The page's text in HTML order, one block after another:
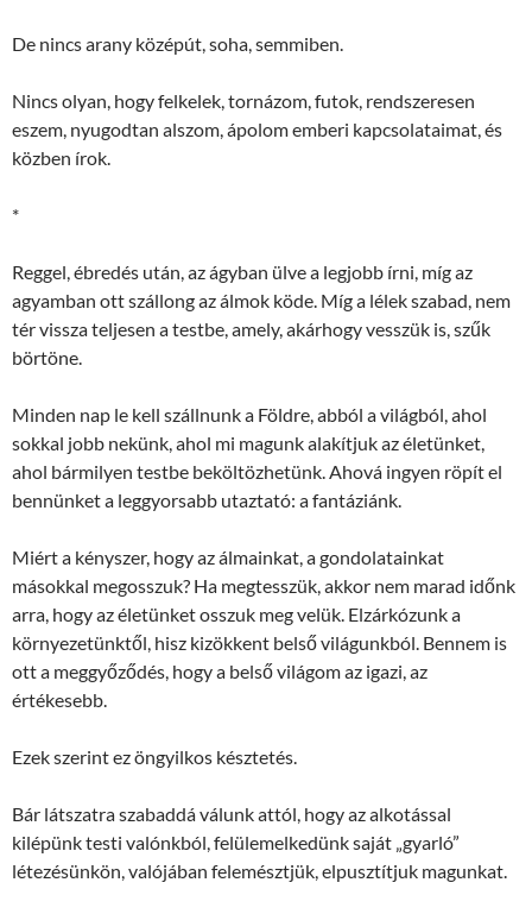
De nincs arany középút, soha, semmiben.
Nincs olyan, hogy felkelek, tornázom, futok, rendszeresen
eszem, nyugodtan alszom, ápolom emberi kapcsolataimat, és
közben írok.
*
Reggel, ébredés után, az ágyban ülve a legjobb írni, míg az
agyamban ott szállong az álmok köde. Míg a lélek szabad, nem
tér vissza teljesen a testbe, amely, akárhogy vesszük is, szűk
börtöne.
Minden nap le kell szállnunk a Földre, abból a világból, ahol
sokkal jobb nekünk, ahol mi magunk alakítjuk az életünket,
ahol bármilyen testbe beköltözhetünk. Ahová ingyen röpít el
bennünket a leggyorsabb utaztató: a fantáziánk.
Miért a kényszer, hogy az álmainkat, a gondolatainkat
másokkal megosszuk? Ha megtesszük, akkor nem marad időnk
arra, hogy az életünket osszuk meg velük. Elzárkózunk a
környezetünktől, hisz kizökkent belső világunkból. Bennem is
ott a meggyőződés, hogy a belső világom az igazi, az
értékesebb.
Ezek szerint ez öngyilkos késztetés.
Bár látszatra szabaddá válunk attól, hogy az alkotással
kilépünk testi valónkból, felülemelkedünk saját „gyarló”
létezésünkön, valójában felemésztjük, elpusztítjuk magunkat.